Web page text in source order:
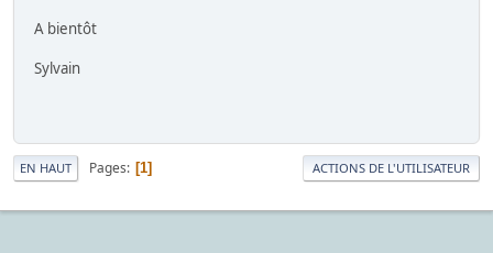
A bientôt
Sylvain
EN HAUT Pages 1 ACTIONS DE L'UTILISATEUR